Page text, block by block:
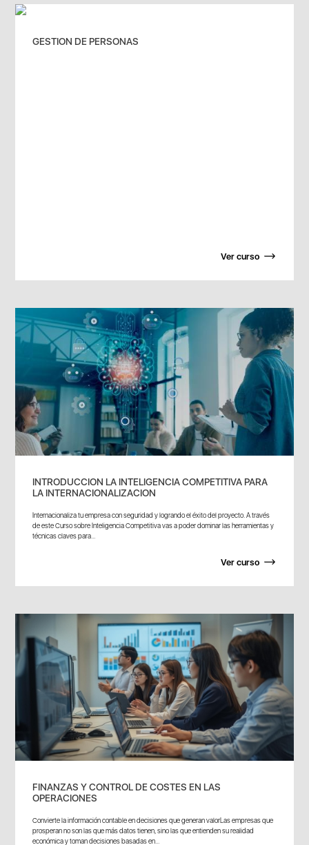
GESTION DE PERSONAS
Ver curso
INTRODUCCION LA INTELIGENCIA COMPETITIVA PARA
LA INTERNACIONALIZACION
Internacionaliza tu empresa con seguridad y logrando el éxito del proyecto. A través
de este Curso sobre Inteligencia Competitiva vas a poder dominar las herramientas y
técnicas claves para...
Ver curso
FINANZAS Y CONTROL DE COSTES EN LAS
OPERACIONES
Convierte la información contable en decisiones que generan valorLas empresas que
prosperan no son las que más datos tienen, sino las que entienden su realidad
económica y toman decisiones basadas en...